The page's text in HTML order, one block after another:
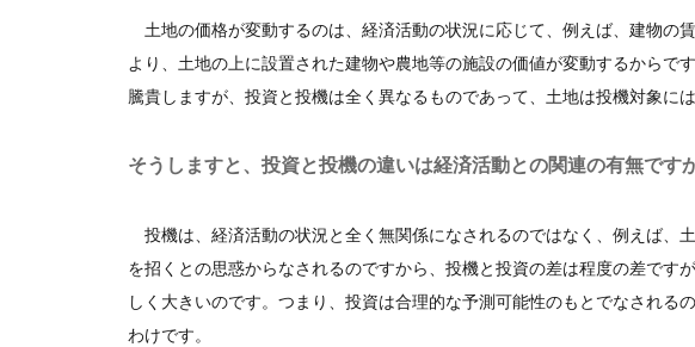
土地の価格が変動するのは、経済活動の状況に応じて、例えば、建物の
より、土地の上に設置された建物や農地等の施設の価値が変動するからで
騰貴しますが、投資と投機は全く異なるものであって、土地は投機対象に
そうしますと、投資と投機の違いは経済活動との関連の有無ですか
投機は、経済活動の状況と全く無関係になされるのではなく、例えば、
を招くとの思惑からなされるのですから、投機と投資の差は程度の差です
しく大きいのです。つまり、投資は合理的な予測可能性のもとでなされる
わけです。